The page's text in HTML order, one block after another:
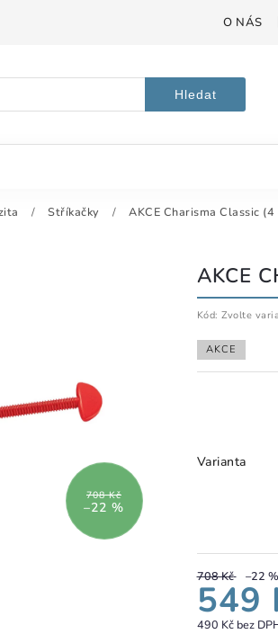
O NÁS
Hledat
/ Stříkačky / AKCE Charisma Classic (4
708 Kč
–22 %
AKCE
Kód: Zvolte
AKCE
Varianta
708 Kč –22 %
549
490 Kč bez